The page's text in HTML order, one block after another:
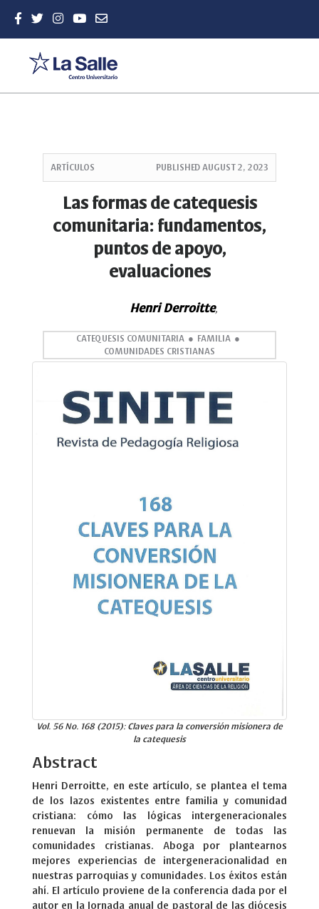
ARTÍCULOS PUBLISHED AUGUST 2, 2023
Las formas de catequesis
comunitaria: fundamentos,
puntos de apoyo,
evaluaciones
Henri Derroitte,
CATEQUESIS COMUNITARIA
FAMILIA
COMUNIDADES CRISTIANAS
Vol. 56 No. 168 (2015): Claves para la conversión misionera de
la catequesis
Abstract
Henri Derroitte, en este artículo, se plantea el tema
de los lazos existentes entre familia y comunidad
cristiana: cómo las lógicas intergeneracionales
renuevan la misión permanente de todas las
comunidades cristianas. Aboga por plantearnos
mejores experiencias de intergeneracionalidad en
nuestras parroquias y comunidades. Los éxitos están
ahí. El artículo proviene de la conferencia dada por el
autor en la Jornada anual de pastoral de las diócesis